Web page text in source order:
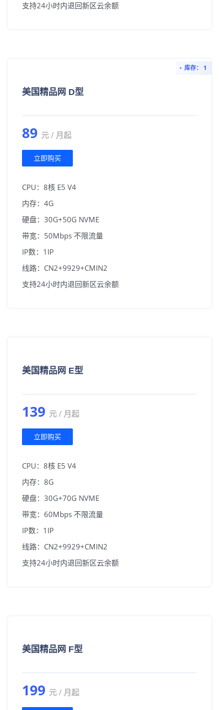
支持24小时内退回新区云余额
库存： 1
美国精品网 D型
89 元 / 月起
立即购买
CPU：8核 E5 V4
内存：4G
硬盘：30G+50G NVME
带宽：50Mbps 不限流量
IP数：1IP
线路：CN2+9929+CMIN2
支持24小时内退回新区云余额
美国精品网 E型
139 元 / 月起
立即购买
CPU：8核 E5 V4
内存：8G
硬盘：30G+70G NVME
带宽：60Mbps 不限流量
IP数：1IP
线路：CN2+9929+CMIN2
支持24小时内退回新区云余额
美国精品网 F型
199 元 / 月起